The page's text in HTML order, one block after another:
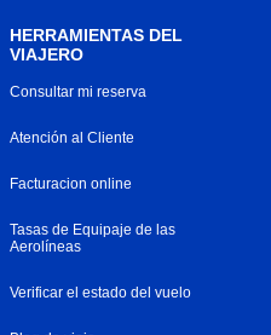
HERRAMIENTAS DEL
VIAJERO
Consultar mi reserva
Atención al Cliente
Facturacion online
Tasas de Equipaje de las
Aerolíneas
Verificar el estado del vuelo